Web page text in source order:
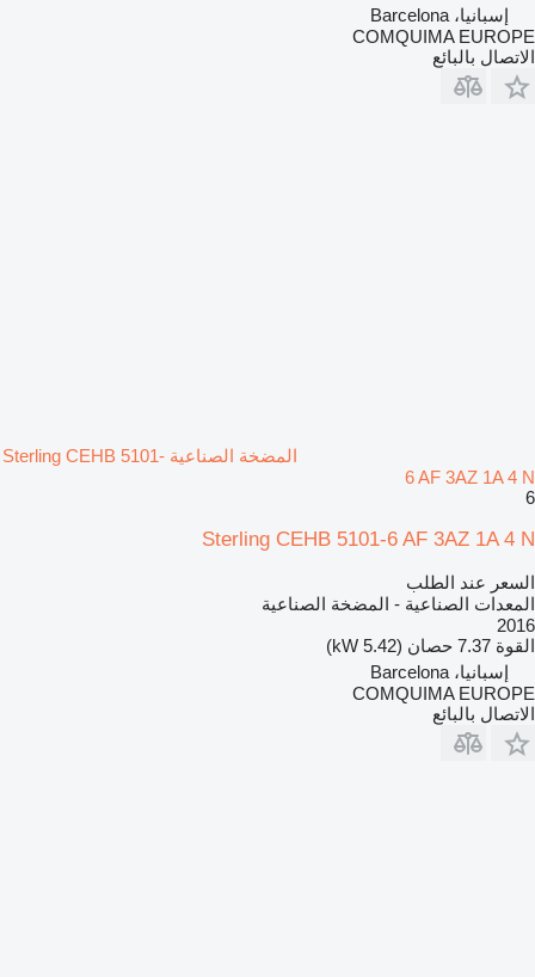
إسبانيا، Barcelona
COMQUIMA EUROPE
الاتصال بالبائع
المضخة الصناعية Sterling CEHB 5101-
6 AF 3AZ 1A 4 N
6
Sterling CEHB 5101-6 AF 3AZ 1A 4 N
السعر عند الطلب
المعدات الصناعية - المضخة الصناعية
2016
القوة 7.37 حصان (5.42 kW)
إسبانيا، Barcelona
COMQUIMA EUROPE
الاتصال بالبائع